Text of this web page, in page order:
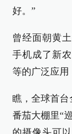
好。”
曾经面朝黄
手机成了新
等的广泛应用
瞧，全球首台
番茄大棚里“